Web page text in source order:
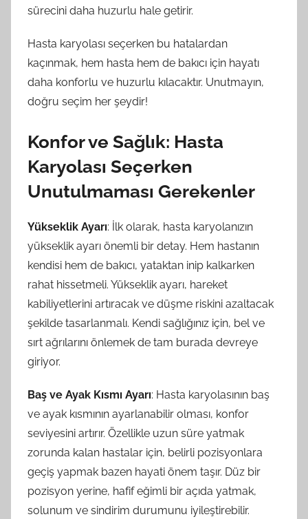
sürecini daha huzurlu hale getirir.
Hasta karyolası seçerken bu hatalardan
kaçınmak, hem hasta hem de bakıcı için hayatı
daha konforlu ve huzurlu kılacaktır. Unutmayın,
doğru seçim her şeydir!
Konfor ve Sağlık: Hasta
Karyolası Seçerken
Unutulmaması Gerekenler
Yükseklik Ayarı: İlk olarak, hasta karyolanızın
yükseklik ayarı önemli bir detay. Hem hastanın
kendisi hem de bakıcı, yataktan inip kalkarken
rahat hissetmeli. Yükseklik ayarı, hareket
kabiliyetlerini artıracak ve düşme riskini azaltacak
şekilde tasarlanmalı. Kendi sağlığınız için, bel ve
sırt ağrılarını önlemek de tam burada devreye
giriyor.
Baş ve Ayak Kısmı Ayarı: Hasta karyolasının baş
ve ayak kısmının ayarlanabilir olması, konfor
seviyesini artırır. Özellikle uzun süre yatmak
zorunda kalan hastalar için, belirli pozisyonlara
geçiş yapmak bazen hayati önem taşır. Düz bir
pozisyon yerine, hafif eğimli bir açıda yatmak,
solunum ve sindirim durumunu iyileştirebilir.